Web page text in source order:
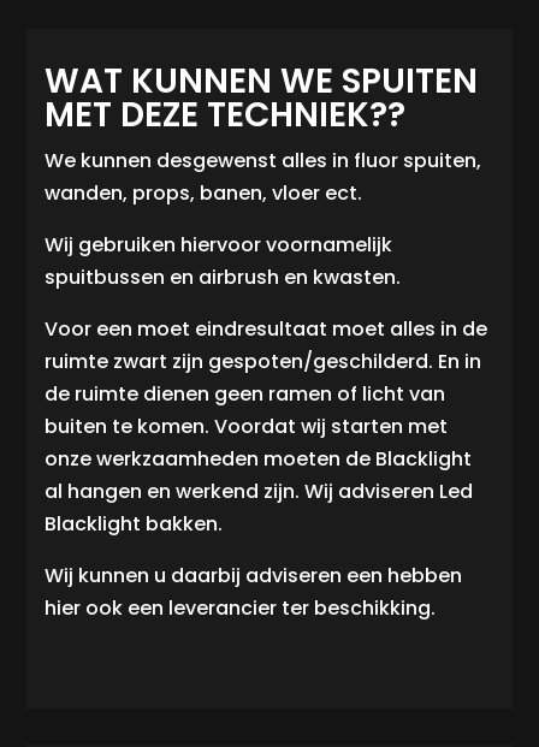
WAT KUNNEN WE SPUITEN
MET DEZE TECHNIEK??
We kunnen desgewenst alles in fluor spuiten,
wanden, props, banen, vloer ect.
Wij gebruiken hiervoor voornamelijk
spuitbussen en airbrush en kwasten.
Voor een moet eindresultaat moet alles in de
ruimte zwart zijn gespoten/geschilderd. En in
de ruimte dienen geen ramen of licht van
buiten te komen. Voordat wij starten met
onze werkzaamheden moeten de Blacklight
al hangen en werkend zijn. Wij adviseren Led
Blacklight bakken.
Wij kunnen u daarbij adviseren een hebben
hier ook een leverancier ter beschikking.